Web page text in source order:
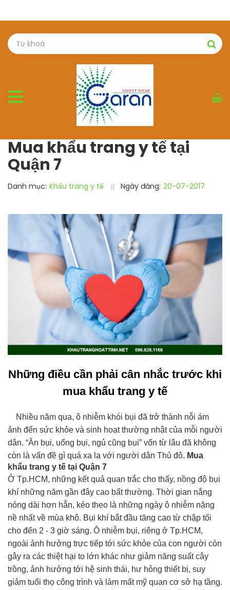
Mua khẩu trang y tế tại
Quận 7
Danh mục: Khẩu trang y tế Ngày đăng: 20-07-2017
Những điều cần phải cân nhắc trước khi
mua khẩu trang y tế
Nhiều năm qua, ô nhiễm khói bụi đã trở thành nỗi ám
ảnh đến sức khỏe và sinh hoạt thường nhật của mỗi người
dân. “Ăn bụi, uống bụi, ngủ cũng bụi” vốn từ lâu đã không
còn là vấn đề gì quá xa lạ với người dân Thủ đô. Mua
khẩu trang y tế tại Quận 7
Ở Tp.HCM, những kết quả quan trắc cho thấy, nồng độ bụi
khí những năm gần đây cao bất thường. Thời gian nắng
nóng dài hơn hẳn, kéo theo là những ngày ô nhiễm nặng
nề nhất về mùa khô. Bụi khí bắt đầu tăng cao từ chập tối
cho đến 2 - 3 giờ sáng. Ô nhiễm bụi, riêng ở Tp.HCM,
ngoài ảnh hưởng trực tiếp tới sức khỏe của con người còn
gây ra các thiệt hại to lớn khác như giảm năng suất cây
trồng, ảnh hưởng tới hệ sinh thái, hư hỏng thiết bị, suy
giảm tuổi thọ công trình và làm mất mỹ quan cơ sở hạ tầng.